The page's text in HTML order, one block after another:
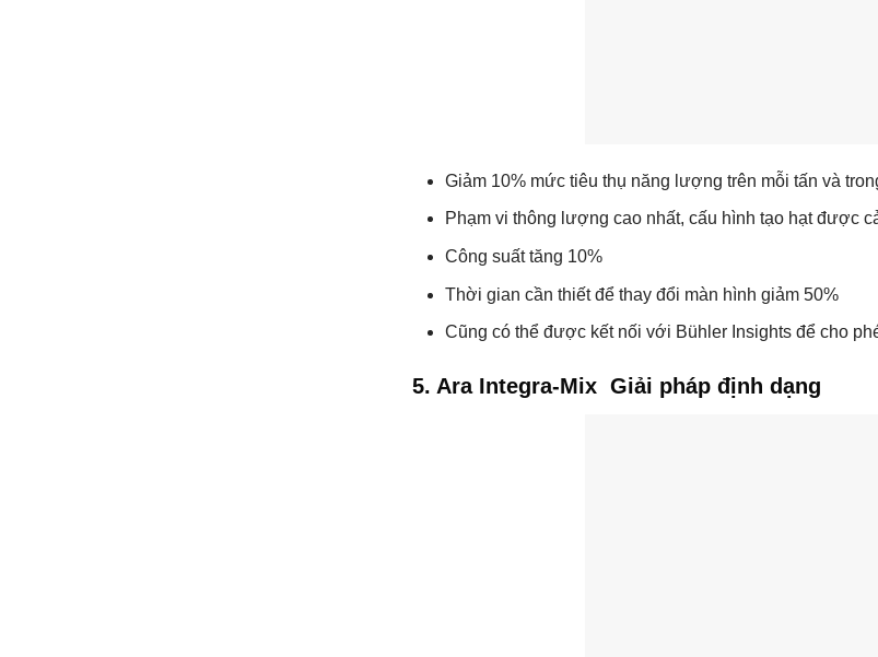
Giảm 10% mức tiêu thụ năng lượng trên mỗi tấn và
Phạm vi thông lượng cao nhất, cấu hình tạo hạt được
Công suất tăng 10%
Thời gian cần thiết để thay đổi màn hình giảm 50%
Cũng có thể được kết nối với Bühler Insights để cho
5. Ara Integra-Mix Giải pháp định dạng